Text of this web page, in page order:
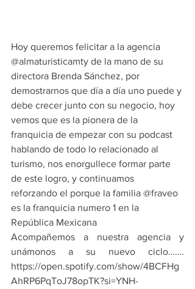
Hoy queremos felicitar a la agencia
@almaturisticamty de la mano de su
directora Brenda Sánchez, por
demostrarnos que día a día uno puede y
debe crecer junto con su negocio, hoy
vemos que es la pionera de la
franquicia de empezar con su podcast
hablando de todo lo relacionado al
turismo, nos enorgullece formar parte
de este logro, y continuamos
reforzando el porque la familia @fraveo
es la franquicia numero 1 en la
República Mexicana
Acompañemos a nuestra agencia y
unámonos a su nuevo ciclo…….
https://open.spotify.com/show/4BCFHg
AhRP6PqToJ78opTK?si=YNH-